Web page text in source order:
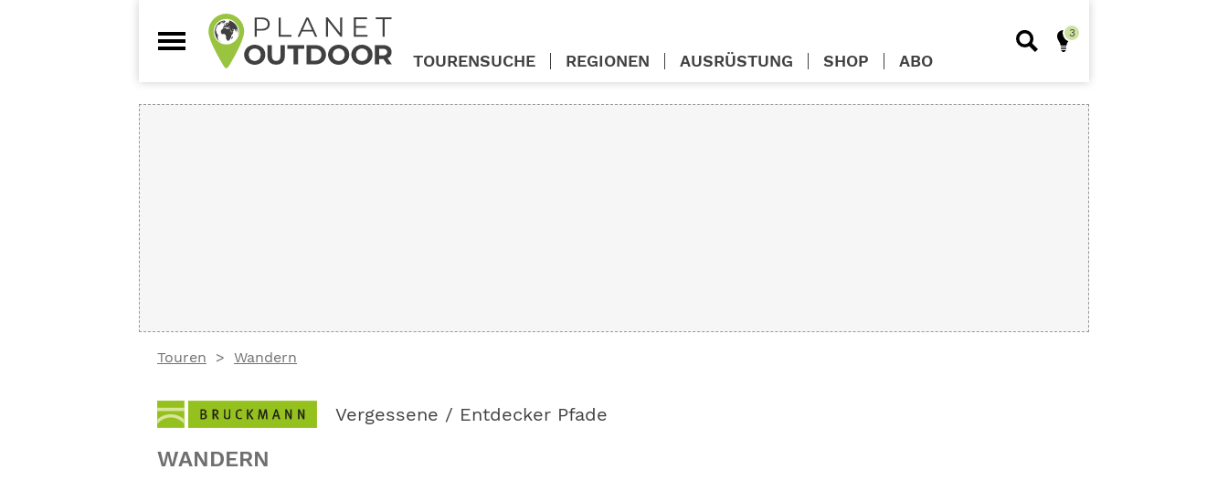
Touren Wandern
Vergessene / Entdecker Pfade
WANDERN
TOURENSUCHE REGIONEN AUSRÜSTUNG SHOP ABO